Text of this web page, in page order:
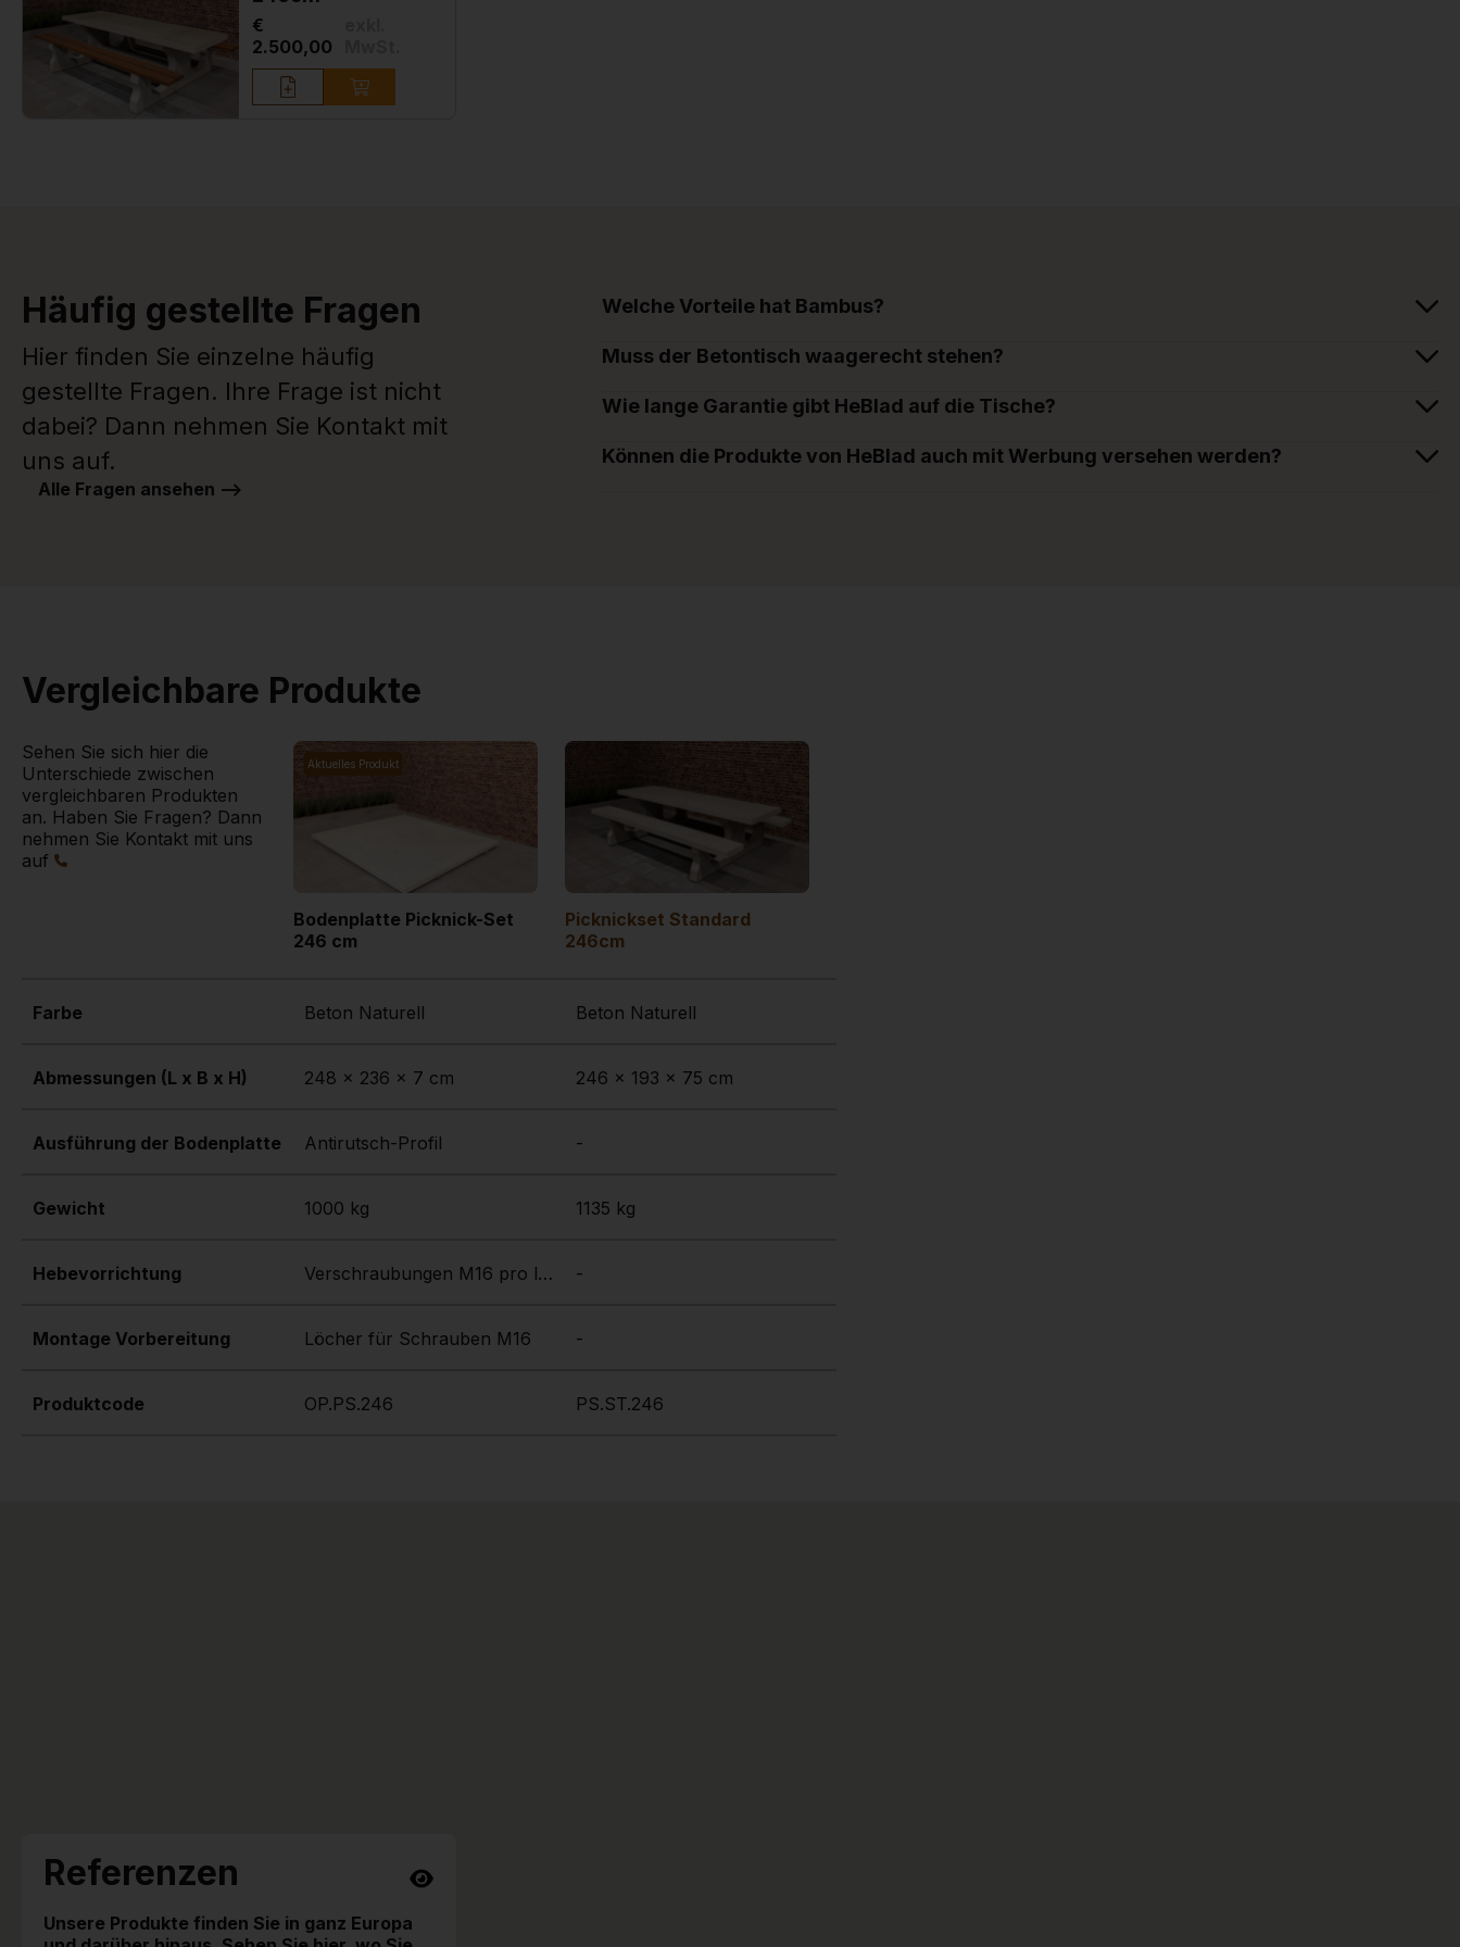
€
2.500,00
Häufig gestellte Fragen
Hier finden Sie einzelne häufig
gestellte Fragen. Ihre Frage ist nicht
dabei? Dann nehmen Sie Kontakt mit
uns auf.
Alle Fragen ansehen -->
Welche Vorteile hat Bambus?
Muss der Betontisch waagerecht stehen?
Wie lange Garantie gibt HeBlad auf die Tische?
Können die Produkte von HeBlad auch mit Werbung versehen werden?
Vergleichbare Produkte
Sehen Sie sich hier die
Unterschiede zwischen
vergleichbaren Produkten
an. Haben Sie Fragen? Dann
nehmen Sie Kontakt mit uns
auf
Aktuelles Produkt
Bodenplatte Picknick-Set
246 cm
Picknickset Standard
246cm
Farbe
Abmessungen (L x B x H)
Ausführung der Bodenplatte
Gewicht
Hebevorrichtung
Montage Vorbereitung
Produktcode
Beton Naturell
248 x 236 x 7 cm
Antirutsch-Profil
1000 kg
Verschraubungen M16 pro lange Seite 2 Stück
Löcher für Schrauben M16
OP.PS.246
Beton Naturell
246 x 193 x 75 cm
-
1135 kg
-
-
PS.ST.246
Referenzen
Unsere Produkte finden Sie in ganz Europa